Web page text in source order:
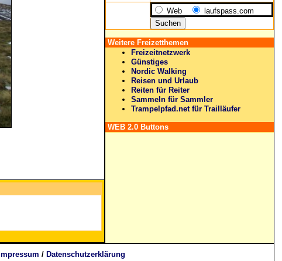
Web laufspass.com
Weitere Freizetthemen
Freizeitnetzwerk
Günstiges
Nordic Walking
Reisen und Urlaub
Reiten für Reiter
Sammeln für Sammler
Trampelpfad.net für Trailläufer
WEB 2.0 Buttons
Impressum / Datenschutzerklärung